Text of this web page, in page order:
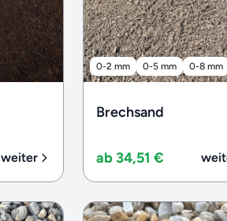
weiter
0-2 mm 0-5 mm 0-8 mm
Brechsand
ab 34,51 €